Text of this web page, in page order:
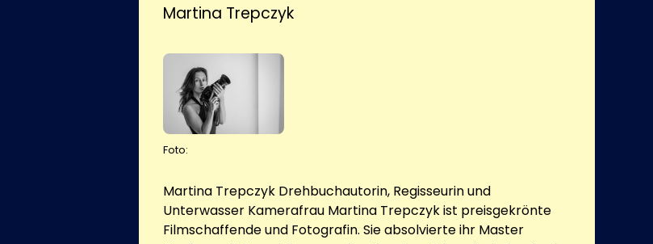
Martina Trepczyk
Foto:
Martina Trepczyk Drehbuchautorin, Regisseurin und
Unterwasser Kamerafrau Martina Trepczyk ist preisgekrönte
Filmschaffende und Fotografin. Sie absolvierte ihr Master